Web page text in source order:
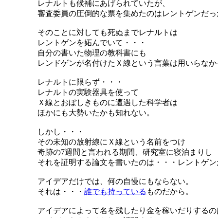
レナルトも候補にあげられていたが、
審査委員の圧倒的な票を集めたのはレントゲンだっ
そのことに対しても死ぬまでレナルトは
レントゲンを妬んでいて・・・
自分の書いた物理の教科書にも
レンドゲンが名付けたＸ線という言葉は用いらな
レナルトに限らず・・・
レナルトの実験器具を使って
Ｘ線とおぼしきものに遭遇した科学者は
ほかにも大勢いたかも知れない。
しかし・・・
その未知の放射線にＸ線という名前をつけ
奇跡の7週間と言われる期間、研究室に寝泊まりし
それを証明する論文を書いたのは・・・レントゲ
アイデアだけでは、何の自慢にもならない。
それは・・・ 誰でも持っている ものだから。
アイデアによって名を残したり金を稼いだりする